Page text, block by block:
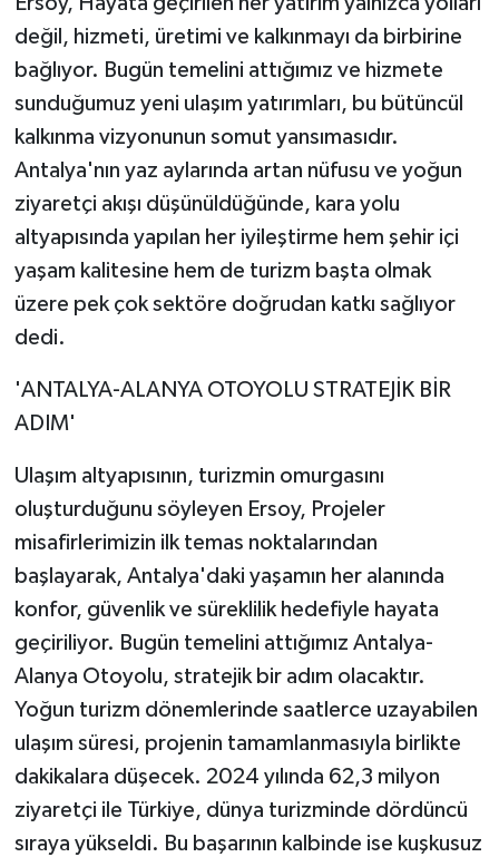
değil, hizmeti, üretimi ve kalkınmayı da birbirine
bağlıyor. Bugün temelini attığımız ve hizmete
sunduğumuz yeni ulaşım yatırımları, bu bütüncül
kalkınma vizyonunun somut yansımasıdır.
Antalya'nın yaz aylarında artan nüfusu ve yoğun
ziyaretçi akışı düşünüldüğünde, kara yolu
altyapısında yapılan her iyileştirme hem şehir içi
yaşam kalitesine hem de turizm başta olmak
üzere pek çok sektöre doğrudan katkı sağlıyor
dedi.
'ANTALYA-ALANYA OTOYOLU STRATEJİK BİR
ADIM'
Ulaşım altyapısının, turizmin omurgasını
oluşturduğunu söyleyen Ersoy, Projeler
misafirlerimizin ilk temas noktalarından
başlayarak, Antalya'daki yaşamın her alanında
konfor, güvenlik ve süreklilik hedefiyle hayata
geçiriliyor. Bugün temelini attığımız Antalya-
Alanya Otoyolu, stratejik bir adım olacaktır.
Yoğun turizm dönemlerinde saatlerce uzayabilen
ulaşım süresi, projenin tamamlanmasıyla birlikte
dakikalara düşecek. 2024 yılında 62,3 milyon
ziyaretçi ile Türkiye, dünya turizminde dördüncü
sıraya yükseldi. Bu başarının kalbinde ise kuşkusuz